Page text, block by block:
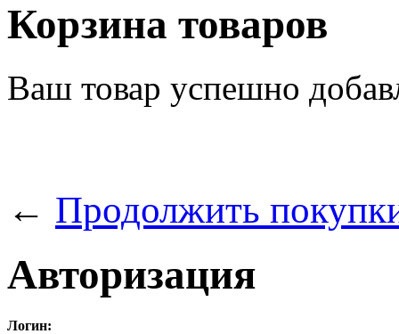
Корзина товаров
Ваш товар успешно
← Продолжить
Авторизация
Логин: